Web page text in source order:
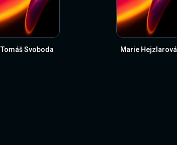
Tomáš Svoboda Marie Hejzlarová